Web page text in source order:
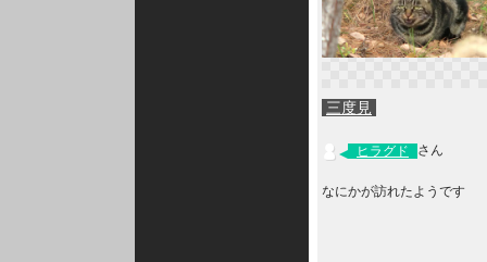
三度見
ヒラグド さん
なにかが訪れたようです